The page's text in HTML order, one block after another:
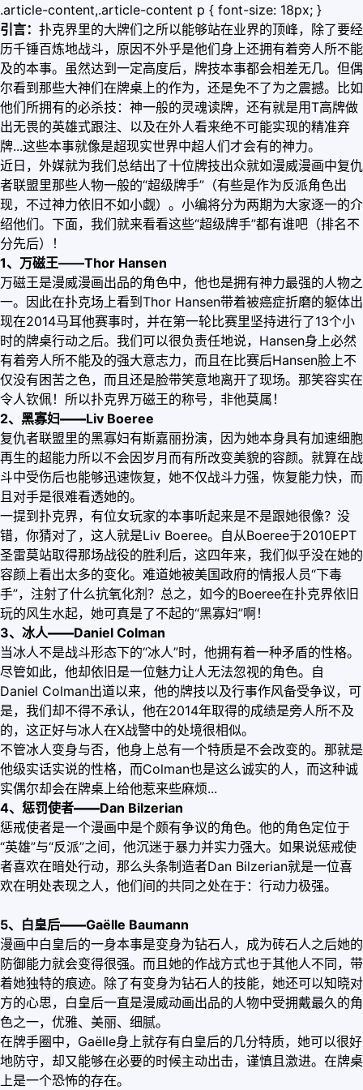
.article-content,.article-content p { font-size: 18px; }
引言： 扑克界里的大牌们之所以能够站在业界的顶峰，除了要经
历千锤百炼地战斗，原因不外乎是他们身上还拥有着旁人所不能
及的本事。虽然达到一定高度后，牌技本事都会相差无几。但偶
尔看到那些大神们在牌桌上的作为，还是免不了为之震撼。比如
他们所拥有的必杀技：神一般的灵魂读牌，还有就是用T高牌做
出无畏的英雄式跟注、以及在外人看来绝不可能实现的精准弃
牌...这些本事就像是超现实世界中超人们才会有的神力。
近日，外媒就为我们总结出了十位牌技出众就如漫威漫画中复仇
者联盟里那些人物一般的“超级牌手”（有些是作为反派角色出
现，不过神力依旧不如小觑）。小编将分为两期为大家逐一的介
绍他们。下面，我们就来看看这些“超级牌手”都有谁吧（排名不
分先后）！
1、万磁王——Thor Hansen
万磁王是漫威漫画出品的角色中，他也是拥有神力最强的人物之
一。因此在扑克场上看到Thor Hansen带着被癌症折磨的躯体出
现在2014马耳他赛事时，并在第一轮比赛里坚持进行了13个小
时的牌桌行动之后。我们可以很负责任地说，Hansen身上必然
有着旁人所不能及的强大意志力，而且在比赛后Hansen脸上不
仅没有困苦之色，而且还是脸带笑意地离开了现场。那笑容实在
令人钦佩！所以扑克界万磁王的称号，非他莫属！
2、黑寡妇——Liv Boeree
复仇者联盟里的黑寡妇有斯嘉丽扮演，因为她本身具有加速细胞
再生的超能力所以不会因岁月而有所改变美貌的容颜。就算在战
斗中受伤后也能够迅速恢复，她不仅战斗力强，恢复能力快，而
且对手是很难看透她的。
一提到扑克界，有位女玩家的本事听起来是不是跟她很像？没
错，你猜对了，这人就是Liv Boeree。自从Boeree于2010EPT
圣雷莫站取得那场战役的胜利后，这四年来，我们似乎没在她的
容颜上看出太多的变化。难道她被美国政府的情报人员“下毒
手”，注射了什么抗氧化剂？总之，如今的Boeree在扑克界依旧
玩的风生水起，她可真是了不起的“黑寡妇”啊！
3、冰人——Daniel Colman
当冰人不是战斗形态下的“冰人”时，他拥有着一种矛盾的性格。
尽管如此，他却依旧是一位魅力让人无法忽视的角色。自
Daniel Colman出道以来，他的牌技以及行事作风备受争议，可
是，我们却不得不承认，他在2014年取得的成绩是旁人所不及
的，这正好与冰人在X战警中的处境很相似。
不管冰人变身与否，他身上总有一个特质是不会改变的。那就是
他级实话实说的性格，而Colman也是这么诚实的人，而这种诚
实偶尔却会在牌桌上给他惹来些麻烦...
4、惩罚使者——Dan Bilzerian
惩戒使者是一个漫画中是个颇有争议的角色。他的角色定位于
“英雄”与“反派”之间，他沉迷于暴力并实力强大。如果说惩戒使
者喜欢在暗处行动，那么头条制造者Dan Bilzerian就是一位喜
欢在明处表现之人，他们间的共同之处在于：行动力极强。
5、白皇后——Gaëlle Baumann
漫画中白皇后的一身本事是变身为钻石人，成为砖石人之后她的
防御能力就会变得很强。而且她的作战方式也于其他人不同，带
着她独特的痕迹。除了有变身为钻石人的技能，她还可以知晓对
方的心思，白皇后一直是漫威动画出品的人物中受拥戴最久的角
色之一，优雅、美丽、细腻。
在牌手圈中，Gaëlle身上就存有白皇后的几分特质，她可以很好
地防守，却又能够在必要的时候主动出击，谨慎且激进。在牌桌
上是一个恐怖的存在。